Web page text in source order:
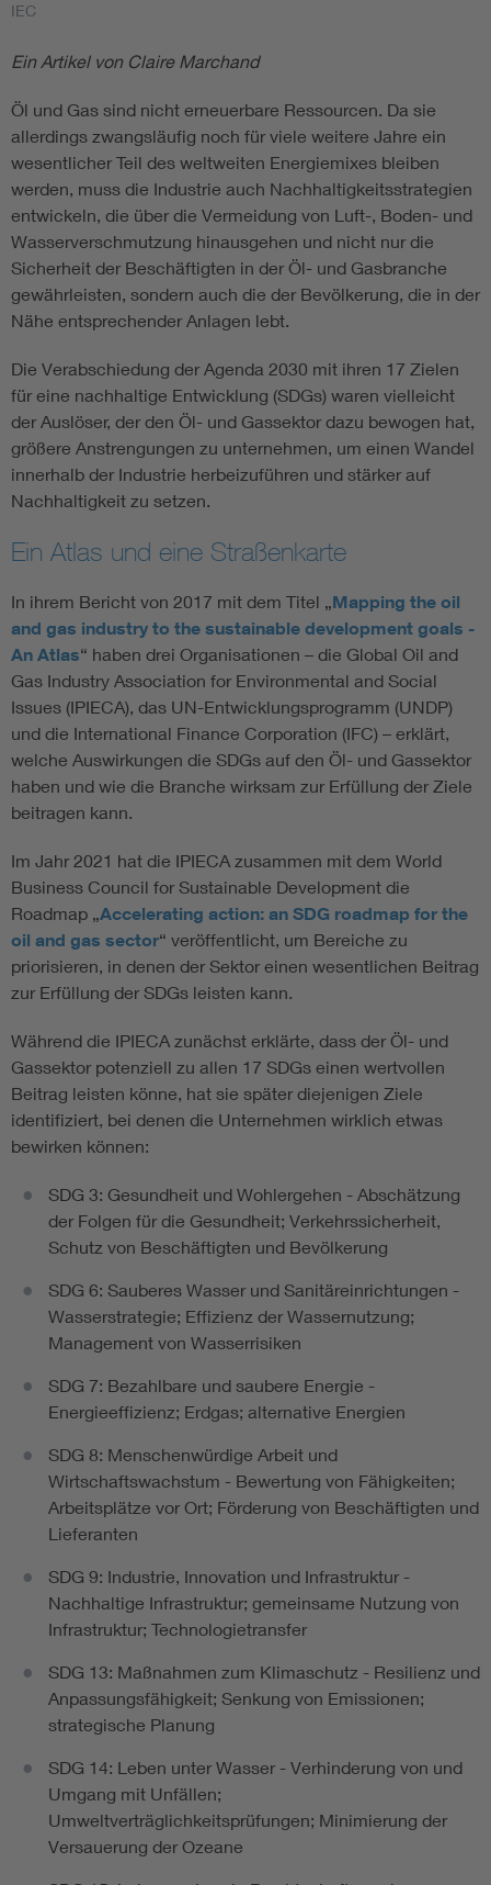
IEC
Ein Artikel von Claire Marchand
Öl und Gas sind nicht erneuerbare Ressourcen. Da sie
allerdings zwangsläufig noch für viele weitere Jahre ein
wesentlicher Teil des weltweiten Energiemixes bleiben
werden, muss die Industrie auch Nachhaltigkeitsstrategien
entwickeln, die über die Vermeidung von Luft-, Boden- und
Wasserverschmutzung hinausgehen und nicht nur die
Sicherheit der Beschäftigten in der Öl- und Gasbranche
gewährleisten, sondern auch die der Bevölkerung, die in der
Nähe entsprechender Anlagen lebt.
Die Verabschiedung der Agenda 2030 mit ihren 17 Zielen
für eine nachhaltige Entwicklung (SDGs) waren vielleicht
der Auslöser, der den Öl- und Gassektor dazu bewogen hat,
größere Anstrengungen zu unternehmen, um einen Wandel
innerhalb der Industrie herbeizuführen und stärker auf
Nachhaltigkeit zu setzen.
Ein Atlas und eine Straßenkarte
In ihrem Bericht von 2017 mit dem Titel „Mapping the oil
and gas industry to the sustainable development goals -
An Atlas“ haben drei Organisationen – die Global Oil and
Gas Industry Association for Environmental and Social
Issues (IPIECA), das UN-Entwicklungsprogramm (UNDP)
und die International Finance Corporation (IFC) – erklärt,
welche Auswirkungen die SDGs auf den Öl- und Gassektor
haben und wie die Branche wirksam zur Erfüllung der Ziele
beitragen kann.
Im Jahr 2021 hat die IPIECA zusammen mit dem World
Business Council for Sustainable Development die
Roadmap „Accelerating action: an SDG roadmap for the
oil and gas sector“ veröffentlicht, um Bereiche zu
priorisieren, in denen der Sektor einen wesentlichen Beitrag
zur Erfüllung der SDGs leisten kann.
Während die IPIECA zunächst erklärte, dass der Öl- und
Gassektor potenziell zu allen 17 SDGs einen wertvollen
Beitrag leisten könne, hat sie später diejenigen Ziele
identifiziert, bei denen die Unternehmen wirklich etwas
bewirken können:
SDG 3: Gesundheit und Wohlergehen - Abschätzung
der Folgen für die Gesundheit; Verkehrssicherheit,
Schutz von Beschäftigten und Bevölkerung
SDG 6: Sauberes Wasser und Sanitäreinrichtungen -
Wasserstrategie; Effizienz der Wassernutzung;
Management von Wasserrisiken
SDG 7: Bezahlbare und saubere Energie -
Energieeffizienz; Erdgas; alternative Energien
SDG 8: Menschenwürdige Arbeit und
Wirtschaftswachstum - Bewertung von Fähigkeiten;
Arbeitsplätze vor Ort; Förderung von Beschäftigten und
Lieferanten
SDG 9: Industrie, Innovation und Infrastruktur -
Nachhaltige Infrastruktur; gemeinsame Nutzung von
Infrastruktur; Technologietransfer
SDG 13: Maßnahmen zum Klimaschutz - Resilienz und
Anpassungsfähigkeit; Senkung von Emissionen;
strategische Planung
SDG 14: Leben unter Wasser - Verhinderung von und
Umgang mit Unfällen;
Umweltverträglichkeitsprüfungen; Minimierung der
Versauerung der Ozeane